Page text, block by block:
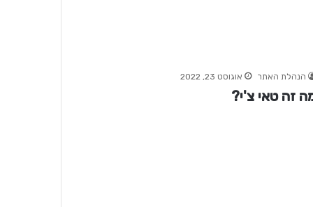
הנהלת האתר אוגוסט 23, 2022
זה טאי צ'י?